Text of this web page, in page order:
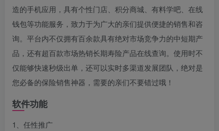
造的手机应用，具有个性门店、积分商城、有料学吧、在线
钱包等功能服务，致力于为广大的亲们提供便捷的销售和咨
询。平台内不仅拥有百余款具有绝对市场竞争力的中短期产
品，还有超百款市场热销长期寿险产品在线查询。使用时不
仅能够快速秒级出单，还可以实时多渠道发展团队，绝对是
您必备的保险销售神器，需要的亲们不要错过哦！
软件功能
1、任性推广